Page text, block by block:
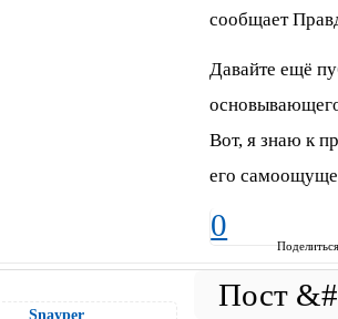
сообщает
Давайте ещё
Вот, я знаю к
его
0
Snayper